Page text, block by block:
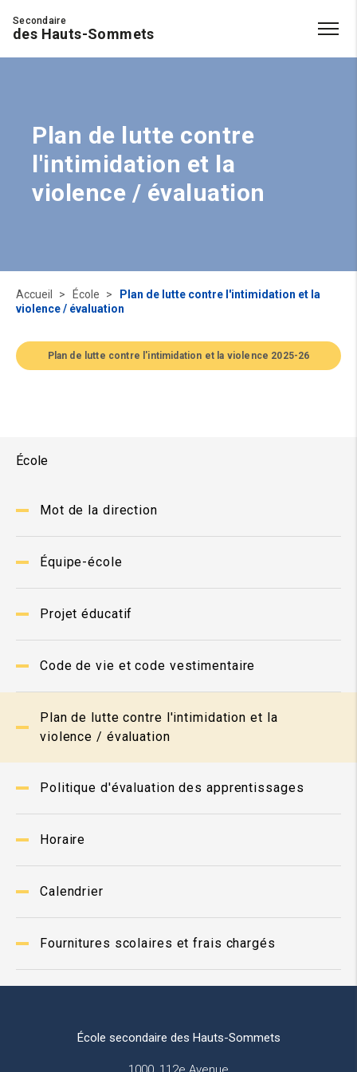
Secondaire
des Hauts-Sommets
Plan de lutte contre
l'intimidation et la
violence / évaluation
École
Mot de la direction
Équipe-école
Projet éducatif
Code de vie et code vestimentaire
Plan de lutte contre l'intimidation et la
violence / évaluation
Politique d'évaluation des apprentissages
Horaire
Calendrier
Fournitures scolaires et frais chargés
Accueil École
Plan de lutte contre l'intimidation et la
violence / évaluation
Plan de lutte contre l'intimidation et la violence 2025-26
École secondaire des Hauts-Sommets